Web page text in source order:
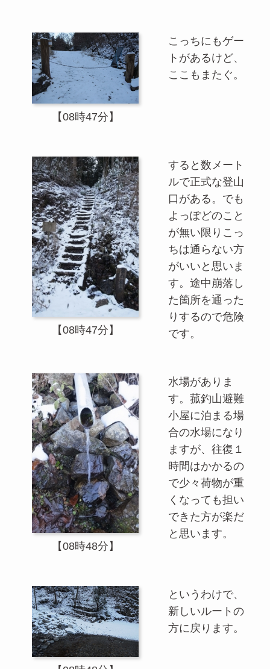
【08時47分】
こっちにもゲー
トがあるけど、
ここもまたぐ。
【08時47分】
すると数メート
ルで正式な登山
口がある。でも
よっぽどのこと
が無い限りこっ
ちは通らない方
がいいと思いま
す。途中崩落し
た箇所を通った
りするので危険
です。
【08時48分】
水場がありま
す。菰釣山避難
小屋に泊まる場
合の水場になり
ますが、往復１
時間はかかるの
で少々荷物が重
くなっても担い
できた方が楽だ
と思います。
というわけで、
新しいルートの
方に戻ります。